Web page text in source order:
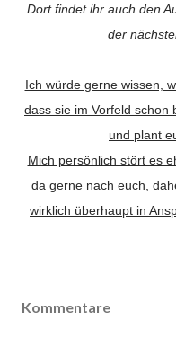
Dort findet ihr auch den Ausblick auf die vierte Frage, die es in
der
Ich würde gerne wissen,
dass sie im Vorfeld schon
und plant
Mich persönlich stört es
da gerne nach euch,
wirklich überhaupt in
Kommentare